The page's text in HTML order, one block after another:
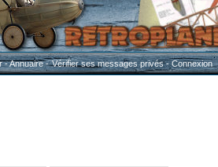
-Annuaire-Vérifier ses messages privés-Connexion